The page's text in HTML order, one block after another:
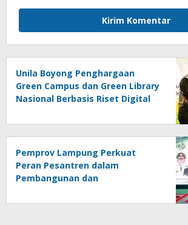
Unila Boyong Penghargaan
Green Campus dan Green Library
Nasional Berbasis Riset Digital
Pemprov Lampung Perkuat
Peran Pesantren dalam
Pembangunan dan